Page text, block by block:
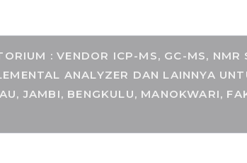
: VENDOR ICP-MS, GC-MS, NMR
ANALYZER DAN LAINNYA
JAMBI, BENGKULU, MANOKWARI,